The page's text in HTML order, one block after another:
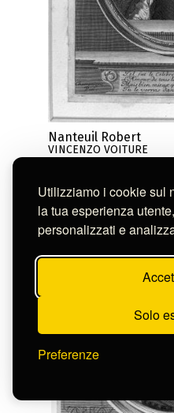
Utilizziamo i cookie sul
la tua esperienza
personalizzati e
Solo
Preferenze
Nanteuil Robert
VINCENZO VOITURE